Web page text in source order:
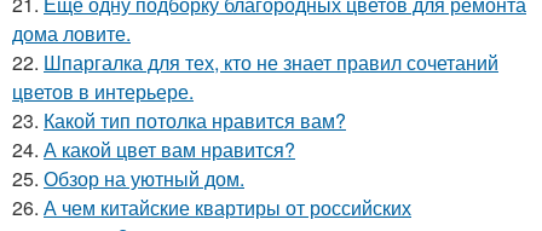
дома ловите.
22. Шпаргалка для тех, кто не знает правил сочетаний
цветов в интерьере.
23. Какой тип потолка нравится вам?
24. А какой цвет вам нравится?
25. Обзор на уютный дом.
26. А чем китайские квартиры от российских